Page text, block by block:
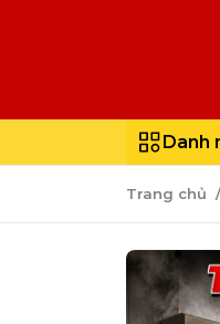
Danh
Trang chủ
Chọn
Chi phí
Gia
Tăng
Cách
Dựa
Dựa